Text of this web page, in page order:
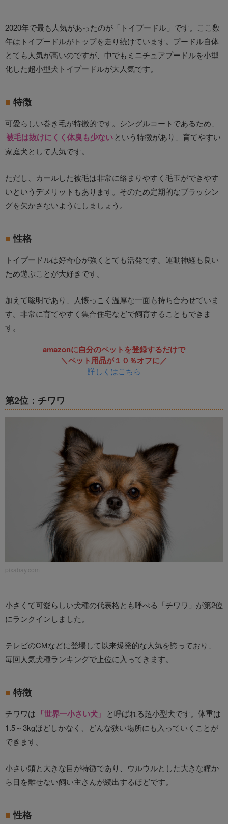
2020年で最も人気があったのが「トイプードル」です。ここ数
年はトイプードルがトップを走り続けています。プードル自体
とても人気が高いのですが、中でもミニチュアプードルを小型
化した超小型犬トイプードルが大人気です。
特徴
可愛らしい巻き毛が特徴的です。シングルコートであるため、
被毛は抜けにくく体臭も少ないという特徴があり、育てやすい
家庭犬として人気です。
ただし、カールした被毛は非常に絡まりやすく毛玉ができやす
いというデメリットもあります。そのため定期的なブラッシン
グを欠かさないようにしましょう。
性格
トイプードルは好奇心が強くとても活発です。運動神経も良い
ため遊ぶことが大好きです。
加えて聡明であり、人懐っこく温厚な一面も持ち合わせていま
す。非常に育てやすく集合住宅などで飼育することもできま
す。
amazonに自分のペットを登録するだけで
＼ペット用品が１０％オフに／
詳しくはこちら
第2位：チワワ
pixabay.com
小さくて可愛らしい犬種の代表格とも呼べる「チワワ」が第2位
にランクインしました。
テレビのCMなどに登場して以来爆発的な人気を誇っており、
毎回人気犬種ランキングで上位に入ってきます。
特徴
チワワは 「世界一小さい犬」 と呼ばれる超小型犬です。体重は
1.5～3kgほどしかなく、どんな狭い場所にも入っていくことが
できます。
小さい頭と大きな目が特徴であり、ウルウルとした大きな瞳か
ら目を離せない飼い主さんが続出するほどです。
性格